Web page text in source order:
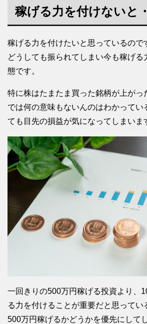
稼げる力を付けないと
稼げる力を付けたいと思っているので
どうしても振られてしまい今も稼げる
態です。
特に株はたまたま買った銘柄が上がっ
では何の意味もないんのはわかってい
ても目先の損益が気になってしまいま
一回きりの500万円稼げる投資より、
る力を付けることが重要だと思ってい
500万円稼げるかどうかを優先にして